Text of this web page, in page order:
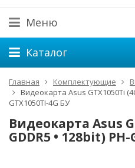
Меню
Каталог
Главная Комплектующие
Видеокарта Asus GTX1050Ti
GTX1050TI-4G БУ
Видеокарта Asus
GDDR5 • 128bit)